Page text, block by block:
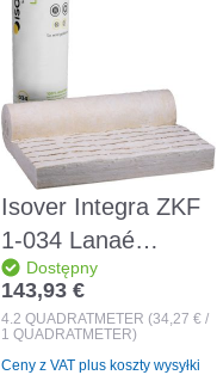
Isover Integra ZKF
1-034 Lanaé
3500x1200x180mm
filc mocujący
między krokwiami
Dostępny
Cena regularna:
143,93 €
4.2 QUADRATMETER (34,27 € /
1 QUADRATMETER)
Ceny z VAT plus koszty wysyłki